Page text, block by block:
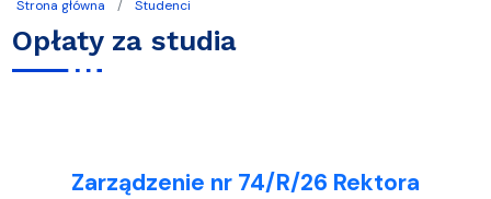
Strona główna Studenci
Opłaty za studia
Zarządzenie nr 74/R/26 Rektora